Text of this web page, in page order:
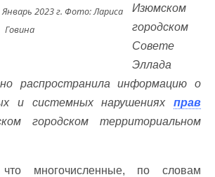
2023 г. Фото: Лариса
Говина
Изюмском
городском
Совете
Эллада
распространила информацию о
и системных нарушениях прав
городском территориальном
многочисленные, по словам